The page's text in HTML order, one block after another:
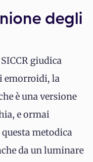
degli
giudica
emorroidi, la
è una versione
e ormai
metodica
da un luminare